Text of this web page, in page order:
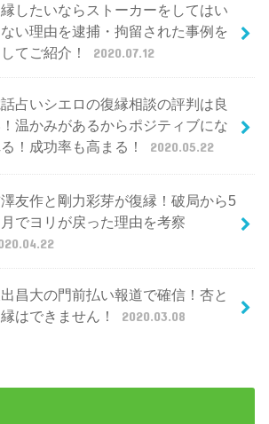
したいならストーカーをしてはい
い理由を逮捕・拘留された事例を
てご紹介！
2020.07.12
占いシエロの復縁相談の評判は良
温かみがあるからポジティブにな
！成功率も高まる！
2020.05.22
友作と剛力彩芽が復縁！破局から5
でヨリが戻った理由を考察
昌大の門前払い報道で確信！杏と
はできません！
2020.03.08